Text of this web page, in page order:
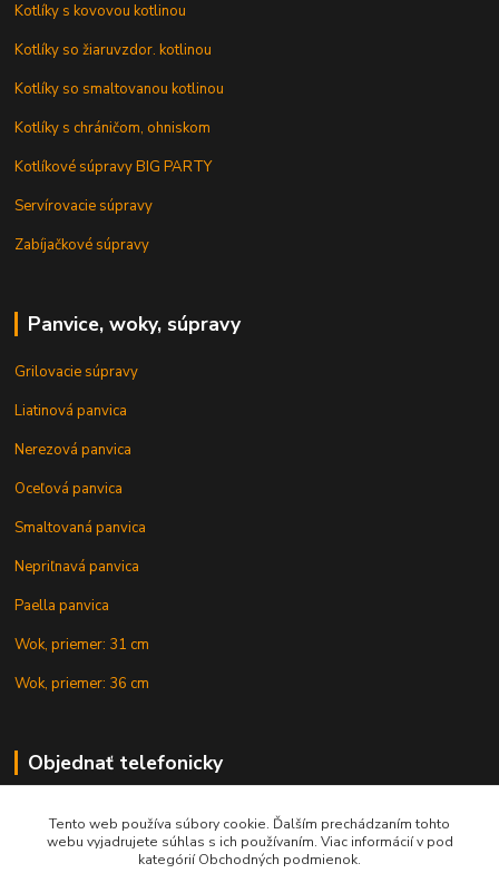
Kotlíky s kovovou kotlinou
Kotlíky so žiaruvzdor. kotlinou
Kotlíky so smaltovanou kotlinou
Kotlíky s chráničom, ohniskom
Kotlíkové súpravy BIG PARTY
Servírovacie súpravy
Zabíjačkové súpravy
Panvice, woky, súpravy
Grilovacie súpravy
Liatinová panvica
Nerezová panvica
Oceľová panvica
Smaltovaná panvica
Nepriľnavá panvica
Paella panvica
Wok, priemer: 31 cm
Wok, priemer: 36 cm
Objednať telefonicky
+421 902 212 007
Tento web používa súbory cookie. Ďalším prechádzaním tohto
webu vyjadrujete súhlas s ich používaním. Viac informácií v pod
kategórií Obchodných podmienok.